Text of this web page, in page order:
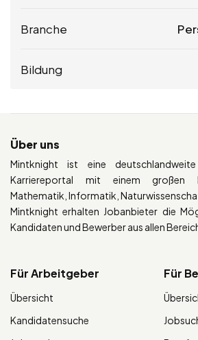
Branche
Bildung
Über uns
Mintknight ist eine
Karriereportal mit einem großen
Mathematik, Informatik,
Mintknight erhalten Jobanbieter die
Kandidaten und Bewerber aus allen
Für Arbeitgeber
Übersicht
Kandidatensuche
Für